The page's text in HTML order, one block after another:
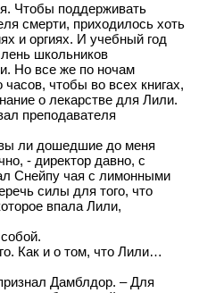
Чтобы поддерживать
смерти, приходилось хоть
и оргиях. И учебный год
школьников
Но все же по ночам
чтобы во всех книгах,
о лекарстве для Лили.
преподавателя
ли дошедшие до меня
- директор давно, с
Снейпу чая с лимонными
силы для того, что
впала Лили,
Как и о том, что Лили…
Дамблдор. – Для